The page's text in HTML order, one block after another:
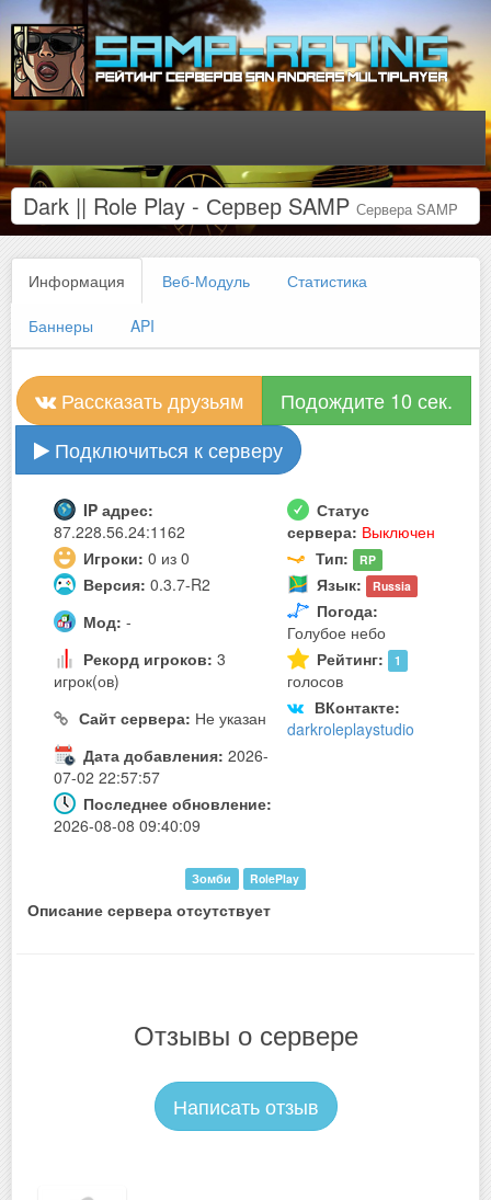
Dark || Role Play - Сервер SAMP Сервера SAMP
Информация Веб-Модуль Статистика
Баннеры API
Рассказать друзьям
Подождите 10 сек.
Подключиться к серверу
IP адрес:
87.228.56.24:1162
Статус
сервера: Выключен
Игроки: 0 из 0 Тип: RP
Версия: 0.3.7-R2 Язык: Russia
Мод: -
Погода:
Голубое небо
Рекорд игроков: 3
игрок(ов)
Рейтинг: 1
голосов
Сайт сервера: Не указан
ВКонтакте:
darkroleplaystudio
Дата добавления: 2026-
07-02 22:57:57
Последнее обновление:
2026-08-08 09:40:09
Зомби RolePlay
Описание сервера отсутствует
Отзывы о сервере
Написать отзыв